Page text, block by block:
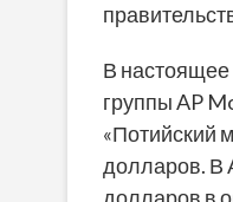
В настоящее
группы AP
«Потийский
долларов. В